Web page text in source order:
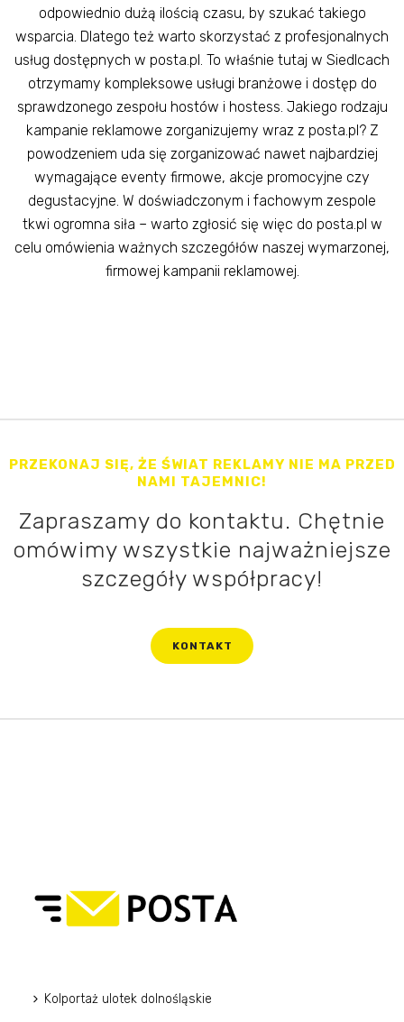
odpowiednio dużą ilością czasu, by szukać takiego
wsparcia. Dlatego też warto skorzystać z profesjonalnych
usług dostępnych w posta.pl. To właśnie tutaj w Siedlcach
otrzymamy kompleksowe usługi branżowe i dostęp do
sprawdzonego zespołu hostów i hostess. Jakiego rodzaju
kampanie reklamowe zorganizujemy wraz z posta.pl? Z
powodzeniem uda się zorganizować nawet najbardziej
wymagające eventy firmowe, akcje promocyjne czy
degustacyjne. W doświadczonym i fachowym zespole
tkwi ogromna siła – warto zgłosić się więc do posta.pl w
celu omówienia ważnych szczegółów naszej wymarzonej,
firmowej kampanii reklamowej.
PRZEKONAJ SIĘ, ŻE ŚWIAT REKLAMY NIE MA PRZED
NAMI TAJEMNIC!
Zapraszamy do kontaktu. Chętnie
omówimy wszystkie najważniejsze
szczegóły współpracy!
KONTAKT
Kolportaż ulotek dolnośląskie